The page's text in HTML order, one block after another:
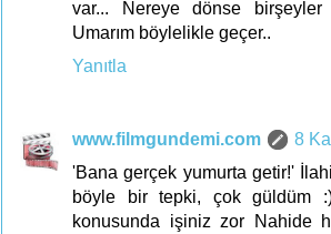
var... Nereye dönse birşeyler
Umarım böylelikle geçer..
Yanıtla
www.filmgundemi.com
8
'Bana gerçek yumurta getir!'
böyle bir tepki, çok güldüm
konusunda işiniz zor Nahide